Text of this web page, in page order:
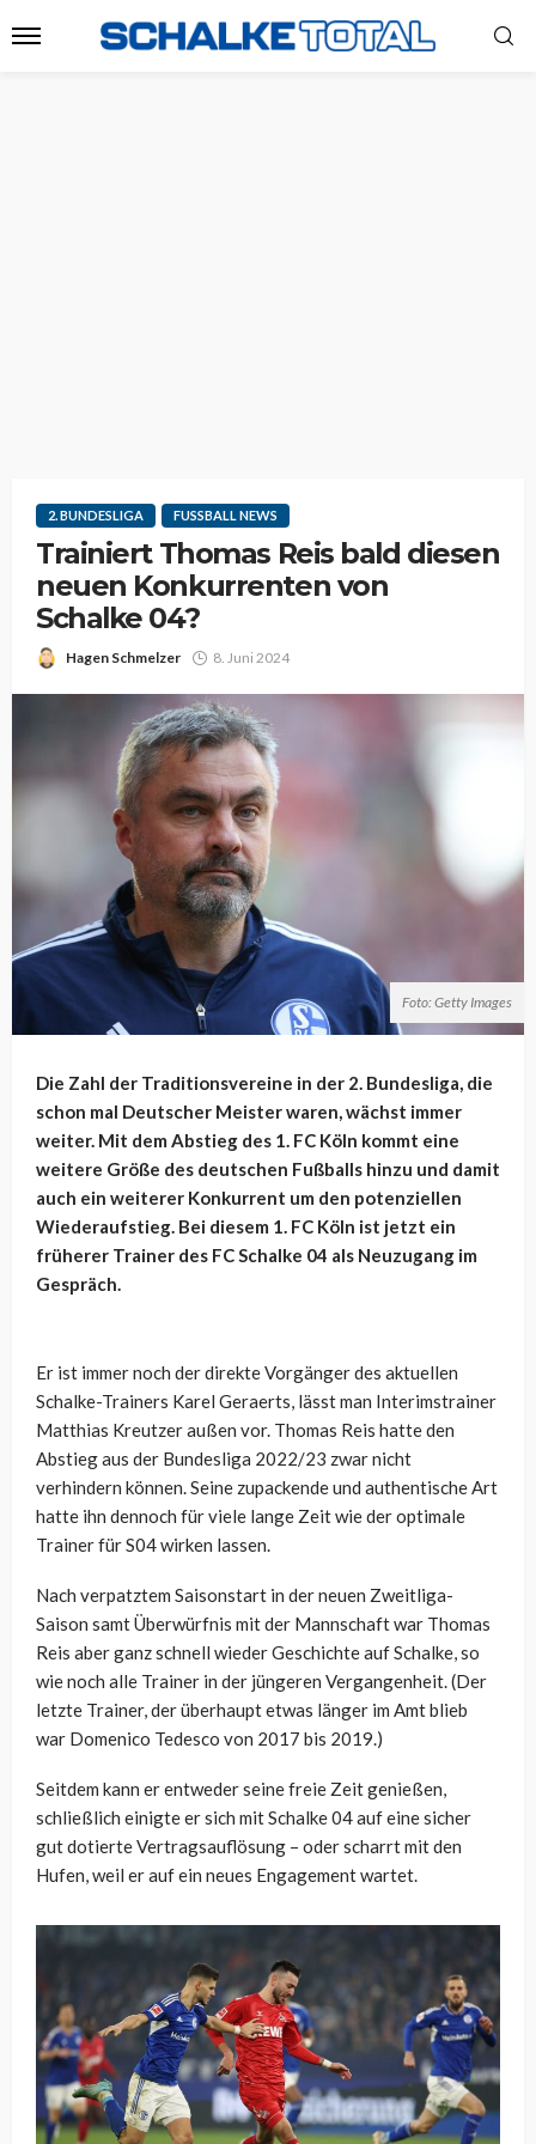
2. BUNDESLIGA FUSSBALL NEWS
Trainiert Thomas Reis bald diesen
neuen Konkurrenten von
Schalke 04?
Hagen Schmelzer 8. Juni 2024
Foto: Getty Images
Die Zahl der Traditionsvereine in der 2. Bundesliga, die
schon mal Deutscher Meister waren, wächst immer
weiter. Mit dem Abstieg des 1. FC Köln kommt eine
weitere Größe des deutschen Fußballs hinzu und damit
auch ein weiterer Konkurrent um den potenziellen
Wiederaufstieg. Bei diesem 1. FC Köln ist jetzt ein
früherer Trainer des FC Schalke 04 als Neuzugang im
Gespräch.
Er ist immer noch der direkte Vorgänger des aktuellen
Schalke-Trainers Karel Geraerts, lässt man Interimstrainer
Matthias Kreutzer außen vor. Thomas Reis hatte den
Abstieg aus der Bundesliga 2022/23 zwar nicht
verhindern können. Seine zupackende und authentische Art
hatte ihn dennoch für viele lange Zeit wie der optimale
Trainer für S04 wirken lassen.
Nach verpatztem Saisonstart in der neuen Zweitliga-
Saison samt Überwürfnis mit der Mannschaft war Thomas
Reis aber ganz schnell wieder Geschichte auf Schalke, so
wie noch alle Trainer in der jüngeren Vergangenheit. (Der
letzte Trainer, der überhaupt etwas länger im Amt blieb
war Domenico Tedesco von 2017 bis 2019.)
Seitdem kann er entweder seine freie Zeit genießen,
schließlich einigte er sich mit Schalke 04 auf eine sicher
gut dotierte Vertragsauflösung – oder scharrt mit den
Hufen, weil er auf ein neues Engagement wartet.